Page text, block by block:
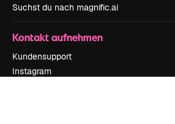
Suchst du nach magnific.ai
Kontakt aufnehmen
Kundensupport
Instagram